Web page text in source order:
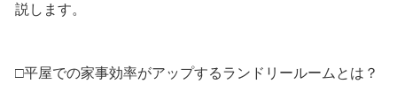
説します。
□平屋での家事効率がアップするランドリールームとは？